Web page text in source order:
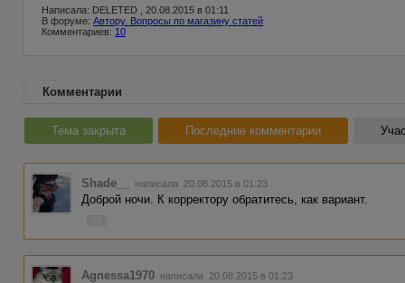
Написала: DELETED , 20.08.2015 в 01:11
В форуме: Автору. Вопросы по магазину статей
Комментариев: 10
Комментарии
Тема закрыта Последние комментарии
Shade__ написала 20.08.2015 в 01:23
Доброй ночи. К корректору обратитесь, как вариант.
Agnessa1970 написала 20.08.2015 в 01:23